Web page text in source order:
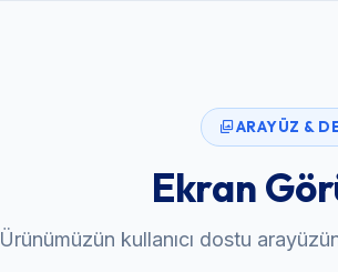
ARAYÜZ &
Ekran
Ürünümüzün kullanıcı dostu